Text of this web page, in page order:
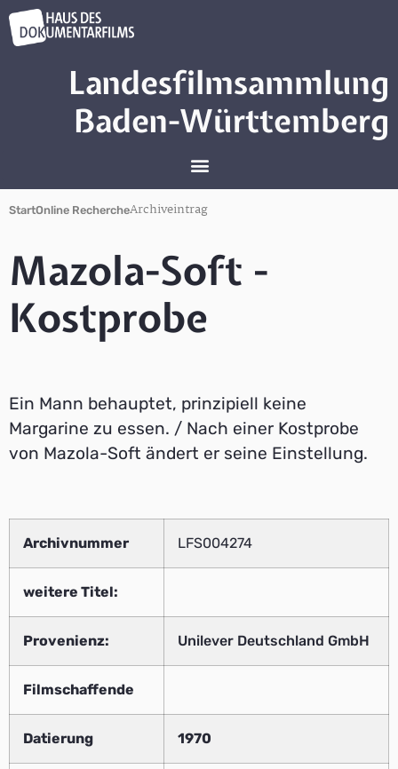
Landesfilmsammlung
Baden-Württemberg
StartOnline RechercheArchiveintrag
Mazola-Soft -
Kostprobe
Ein Mann behauptet, prinzipiell keine
Margarine zu essen. / Nach einer Kostprobe
von Mazola-Soft ändert er seine Einstellung.
Archivnummer LFS004274
weitere Titel:
Provenienz: Unilever Deutschland GmbH
Filmschaffende
Datierung 1970